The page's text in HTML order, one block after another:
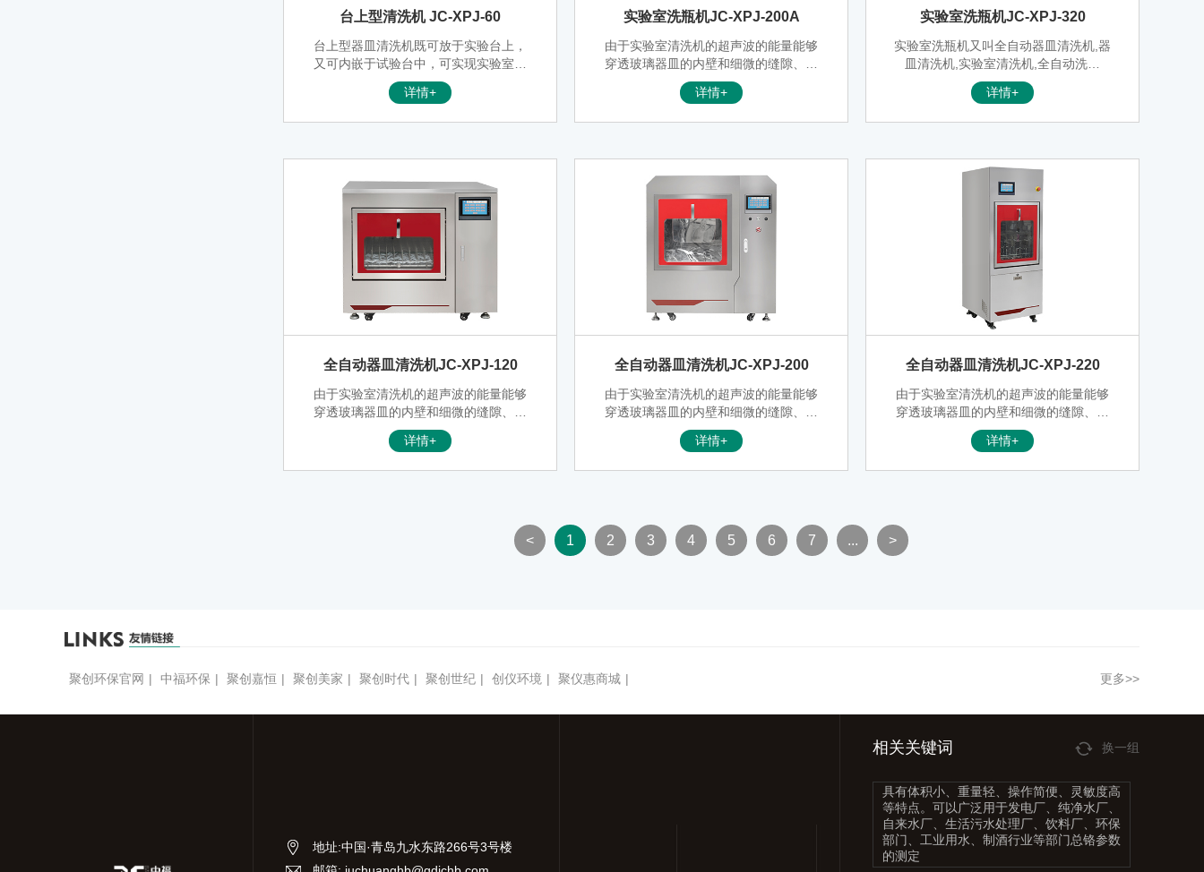
台上型清洗机 JC-XPJ-60
台上型器皿清洗机既可放于实验台上，
又可内嵌于试验台中，可实现实验室器
皿的随时清洗，即用即洗；可广泛应用
于清洗量不多、要求迅速清洗的高校科
详情+
实验室洗瓶机JC-XPJ-200A
由于实验室清洗机的超声波的能量能够
穿透玻璃器皿的内壁和细微的缝隙、小
孔、死角，配备不同的车架可以清洗玻
璃器皿、试管、烧杯、载玻片、盖玻
详情+
实验室洗瓶机JC-XPJ-320
实验室洗瓶机又叫全自动器皿清洗机,器
皿清洗机,实验室清洗机,全自动洗瓶
机；是青岛聚创环保设备有限公司的核
心产品之一，适用于科研院所、环境保
干燥。
详情+
全自动器皿清洗机JC-XPJ-120
由于实验室清洗机的超声波的能量能够
穿透玻璃器皿的内壁和细微的缝隙、小
孔、死角，配备不同的车架可以清洗玻
璃器皿、试管、烧杯、载玻片、盖玻
详情+
全自动器皿清洗机JC-XPJ-200
由于实验室清洗机的超声波的能量能够
穿透玻璃器皿的内壁和细微的缝隙、小
孔、死角，配备不同的车架可以清洗玻
璃器皿、试管、烧杯、载玻片、盖玻
术要求的唯 一的清洗方式
详情+
全自动器皿清洗机JC-XPJ-220
由于实验室清洗机的超声波的能量能够
穿透玻璃器皿的内壁和细微的缝隙、小
孔、死角，配备不同的车架可以清洗玻
璃器皿、试管、烧杯、载玻片、盖玻
详情+
< 1 2 3 4 5 6 7 ... >
聚创环保官网 | 中福环保 | 聚创嘉恒 | 聚创美家 | 聚创时代 | 聚创世纪 | 创仪环境 | 聚仪惠商城 | 更多>>
地址:中国·青岛九水东路266号3号楼
相关关键词 换一组
具有体积小、重量轻、操作简便、灵敏度高
等特点。可以广泛用于发电厂、纯净水厂、
自来水厂、生活污水处理厂、饮料厂、环保
部门、工业用水、制酒行业等部门总铬参数
的测定